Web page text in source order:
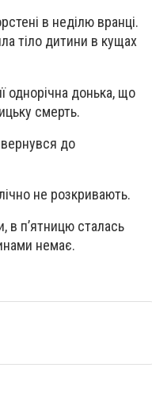
в неділю вранці.
тіло дитини в кущах
однорічна донька, що
смерть.
до
не розкривають.
в пʼятницю сталась
немає.